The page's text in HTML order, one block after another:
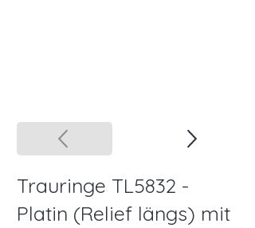
Trauringe TL5832 -
Platin (Relief längs) mit